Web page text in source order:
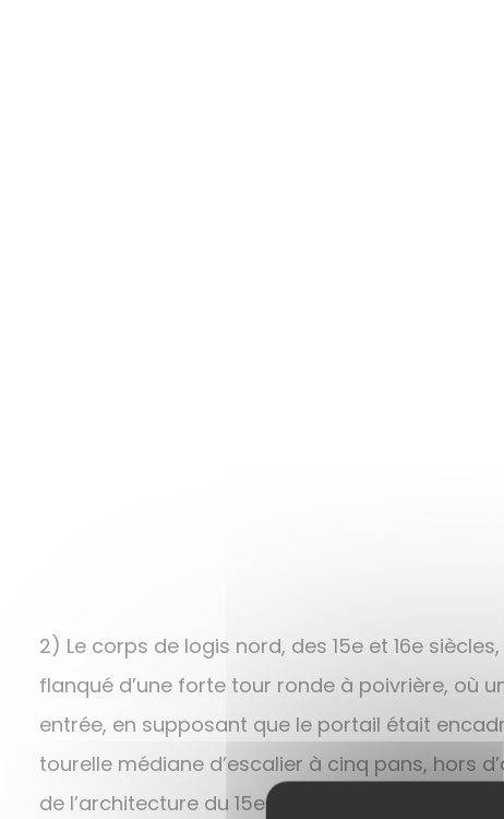
2) Le corps de logis nord, des 15e et 16e
flanqué d’une forte tour ronde à poivrière, où
entrée, en supposant que le portail était
tourelle médiane d’escalier à cinq pans, hors
de l’architecture du 15e siècle . Une galerie